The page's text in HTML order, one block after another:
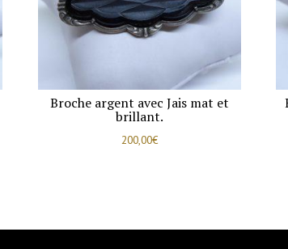
Broche argent avec Jais mat et
brillant.
200,00€